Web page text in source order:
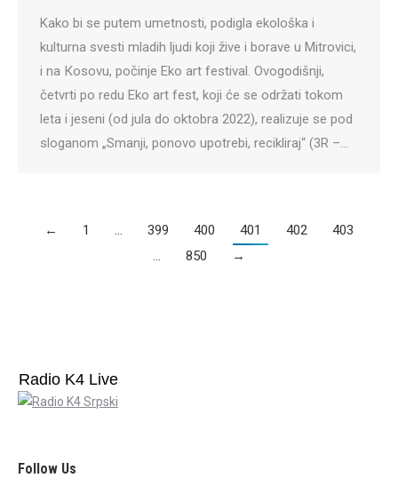
Kako bi se putem umetnosti, podigla ekološka i
kulturna svesti mladih ljudi koji žive i borave u Mitrovici,
i na Кosovu, počinje Eko art festival. Ovogodišnji,
četvrti po redu Eko art fest, koji će se održati tokom
leta i jeseni (od jula do oktobra 2022), realizuje se pod
sloganom „Smanji, ponovo upotrebi, recikliraj“ (3R –…
← 1 … 399 400 401 402
403
…
850 →
Radio K4 Live
Follow Us